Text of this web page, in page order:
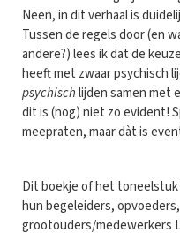
Neen, in dit verhaal is
Tussen de regels door (en
andere?) lees ik dat de
heeft met zwaar psychisch
psychischlijden samen met
dit is (nog) niet zo evident!
meepraten, maar dàt is
Dit boekje of het toneelstuk
hun begeleiders,
grootouders/medewerkers